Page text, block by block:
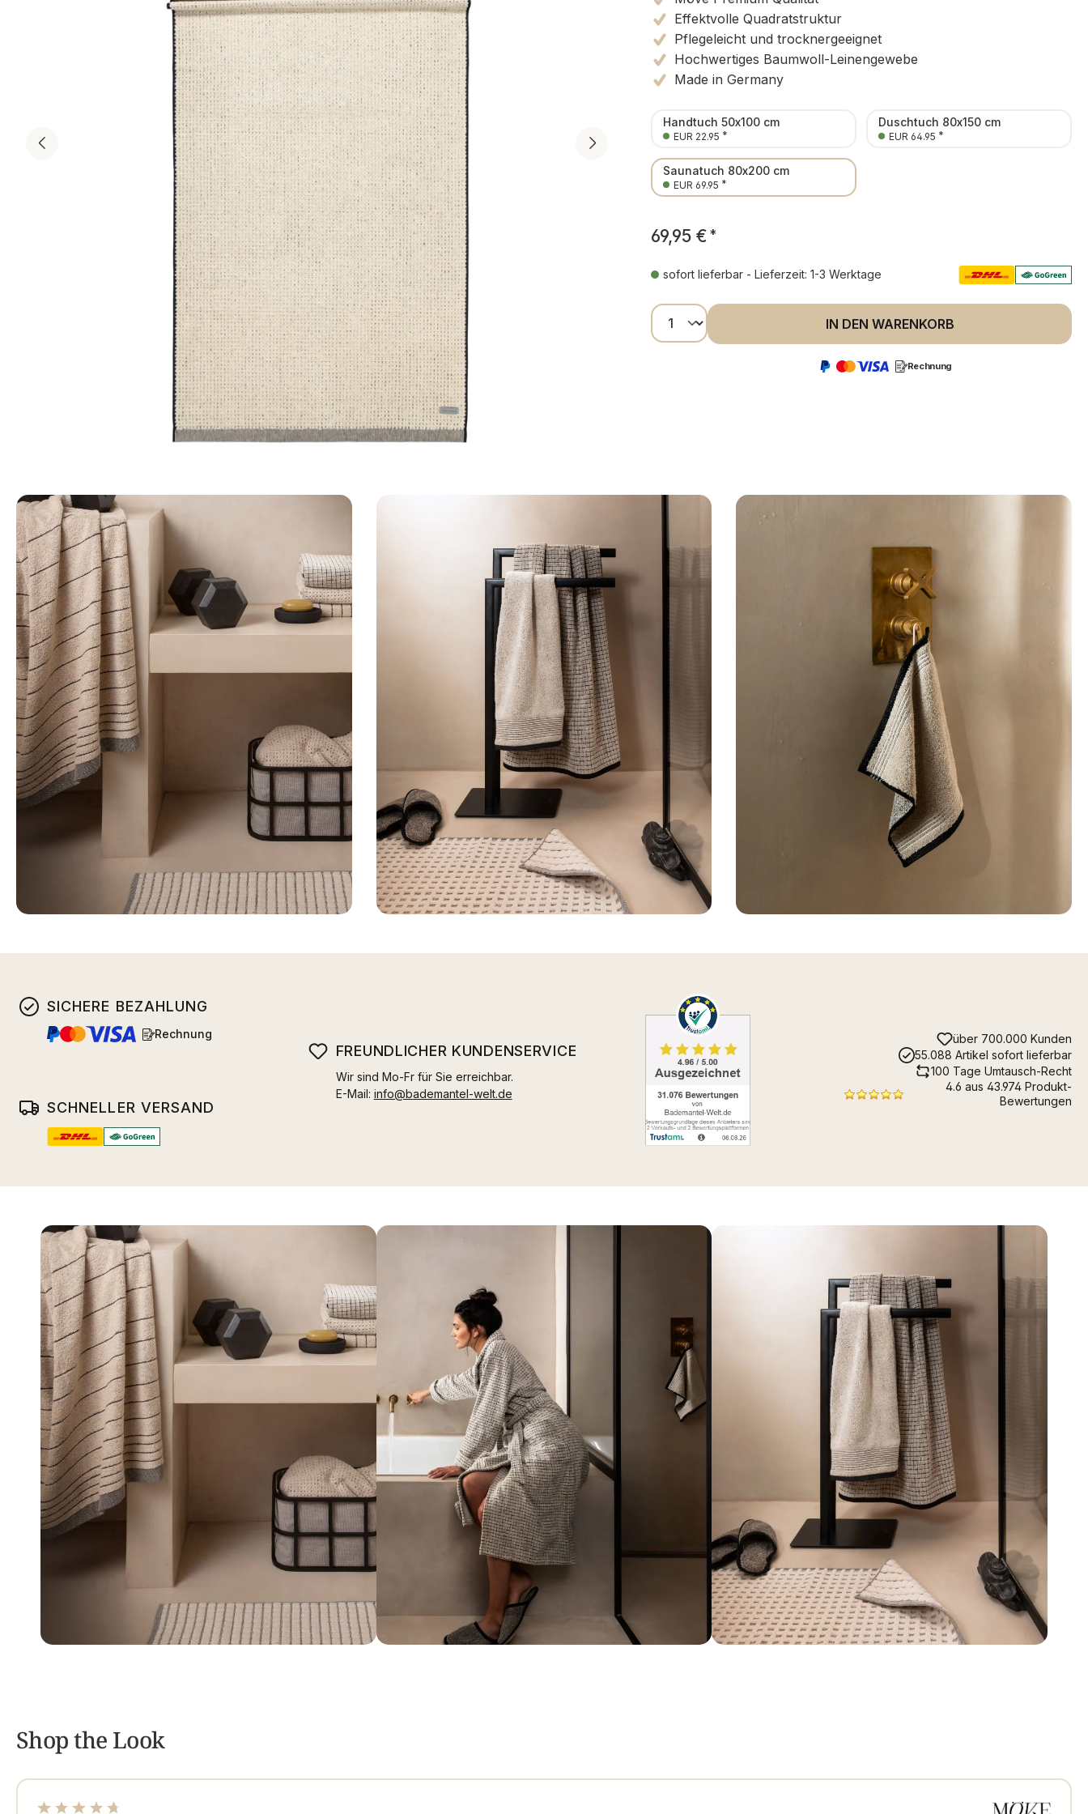
Effektvolle Quadratstruktur
Pflegeleicht und trocknergeeignet
Hochwertiges Baumwoll-Leinengewebe
Made in Germany
Handtuch 50x100 cm
EUR 22.95 *
Duschtuch 80x150 cm
EUR 64.95 *
Saunatuch 80x200 cm
EUR 69.95 *
69,95 € *
sofort lieferbar - Lieferzeit: 1-3 Werktage
Produkt Anzahl: Gib den gewünschten Wert
IN DEN WARENKORB
Rechnung
SICHERE BEZAHLUNG
Rechnung
SCHNELLER VERSAND
FREUNDLICHER KUNDENSERVICE
Wir sind Mo-Fr für Sie erreichbar.
E-Mail: info@bademantel-welt.de
über 700.000 Kunden
55.088 Artikel sofort lieferbar
100 Tage Umtausch-Recht
4.6 aus 43.974 Produkt-
Bewertungen
Shop the Look